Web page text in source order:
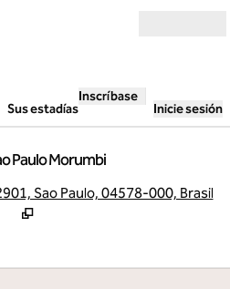
Sus estadías
Inscríbase
Inicie sesión
Paulo Morumbi
Sao Paulo, 04578-000, Brasil